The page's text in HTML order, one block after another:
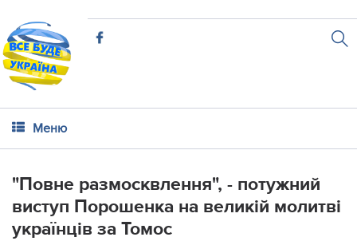
Меню
"Повне размосквлення", - потужний
виступ Порошенка на великій молитві
українців за Томос